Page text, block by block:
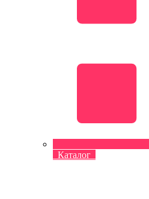
Каталог